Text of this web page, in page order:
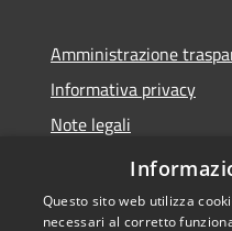
Amministrazione
Informativa privacy
Note legali
Dichiarazione di
Questo sito web utilizza
necessari al corretto